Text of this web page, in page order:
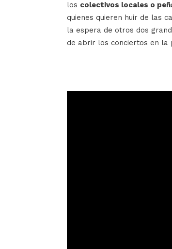
los colectivos locales o
quienes quieren huir de las
la espera de otros dos
de abrir los conciertos en la